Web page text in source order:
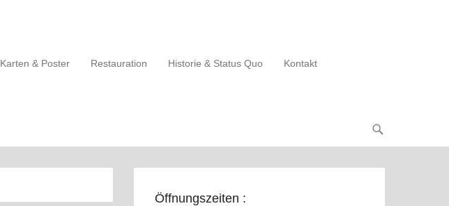
Karten & Poster Restauration Historie & Status Quo Kontakt
Öffnungszeiten :